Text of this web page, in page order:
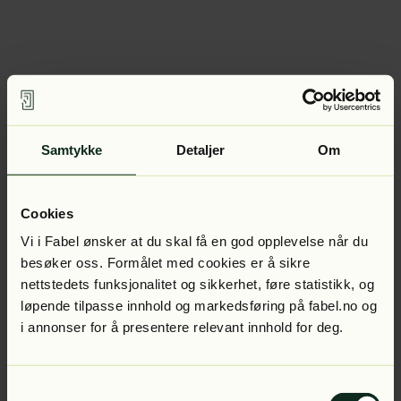
Samtykke Detaljer Om
Cookies
Vi i Fabel ønsker at du skal få en god opplevelse når du
besøker oss. Formålet med cookies er å sikre
nettstedets funksjonalitet og sikkerhet, føre statistikk, og
løpende tilpasse innhold og markedsføring på fabel.no og
i annonser for å presentere relevant innhold for deg.